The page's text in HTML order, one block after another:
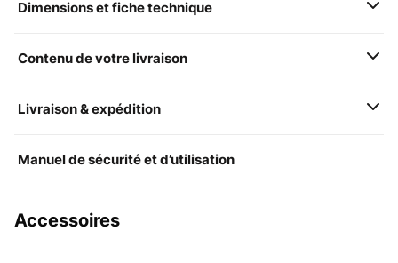
Dimensions et fiche technique
Contenu de votre livraison
Livraison & expédition
Manuel de sécurité et d’utilisation
Accessoires